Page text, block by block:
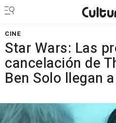
CINE
Star Wars: Las
cancelación de
Ben Solo llegan